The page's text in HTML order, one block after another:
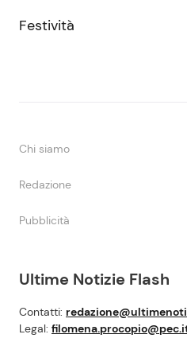
Ultime Notizie Flash
Contatti:
Legal:
Festività
Chi siamo
Redazione
Pubblicità